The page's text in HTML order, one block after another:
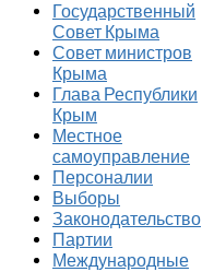
Государственный
Совет Крыма
Совет министров
Крыма
Глава Республики
Крым
Местное
самоуправление
Персоналии
Выборы
Законодательство
Партии
Международные